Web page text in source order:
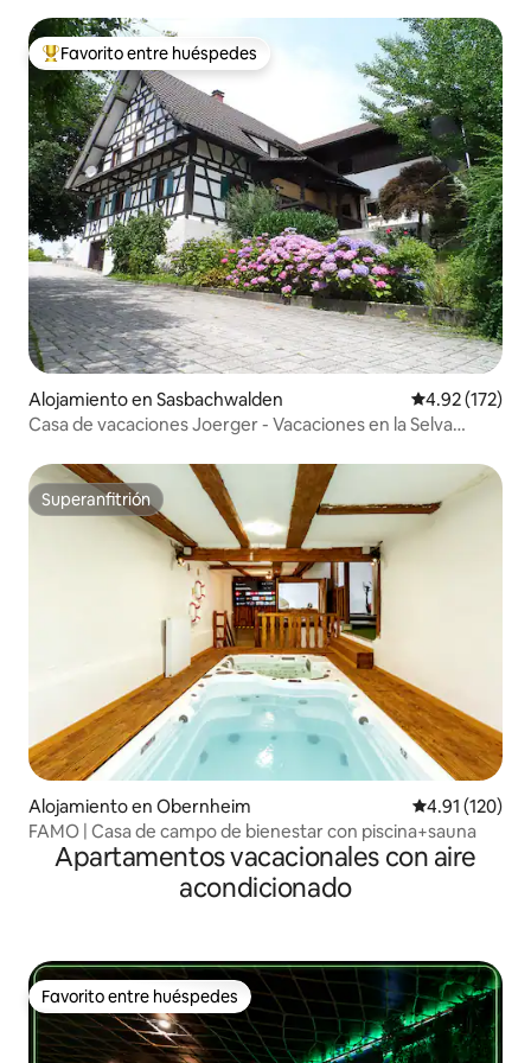
Favorito entre huéspedes preferido
Favorito entre huéspedes
Alojamiento en Sasbachwalden Calificación
4.92 (172)
Casa de vacaciones Joerger - Vacaciones en la Selva
Superanfitrión
Superanfitrión
Alojamiento en Obernheim Calificación
4.91 (120)
FAMO | Casa de campo de bienestar con piscina+sauna
Apartamentos vacacionales con aire
acondicionado
Favorito entre huéspedes
Favorito entre huéspedes